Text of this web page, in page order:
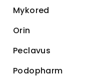
Mykored
Orin
Peclavus
Podopharm